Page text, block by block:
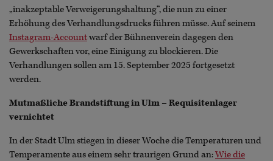
„inakzeptable Verweigerungshaltung“, die nun zu einer
Erhöhung des Verhandlungsdrucks führen müsse. Auf seinem
Instagram-Accountwarf der Bühnenverein dagegen den
Gewerkschaften vor, eine Einigung zu blockieren. Die
Verhandlungen sollen am 15. September 2025 fortgesetzt
werden.
Mutmaßliche Brandstiftung in Ulm – Requisitenlager
vernichtet
In der Stadt Ulm stiegen in dieser Woche die Temperaturen und
Temperamente aus einem sehr traurigen Grund an:Wie die